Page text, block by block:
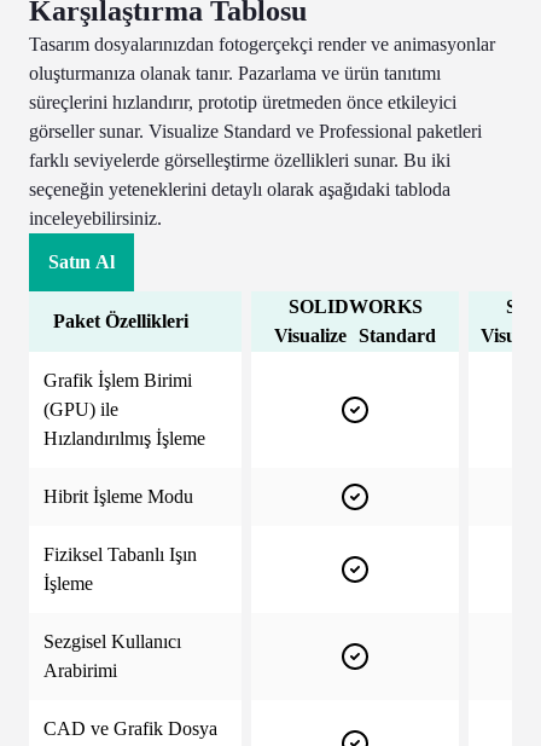
Karşılaştırma Tablosu
Tasarım dosyalarınızdan fotogerçekçi render ve animasyonlar
oluşturmanıza olanak tanır. Pazarlama ve ürün tanıtımı
süreçlerini hızlandırır, prototip üretmeden önce etkileyici
görseller sunar. Visualize Standard ve Professional paketleri
farklı seviyelerde görselleştirme özellikleri sunar. Bu iki
seçeneğin yeteneklerini detaylı olarak aşağıdaki tabloda
inceleyebilirsiniz.
Satın Al
Paket Özellikleri
SOLIDWORKS
Visualize Standard
Grafik İşlem Birimi
(GPU) ile
Hızlandırılmış İşleme
Hibrit İşleme Modu
Fiziksel Tabanlı Işın
İşleme
Sezgisel Kullanıcı
Arabirimi
CAD ve Grafik Dosya